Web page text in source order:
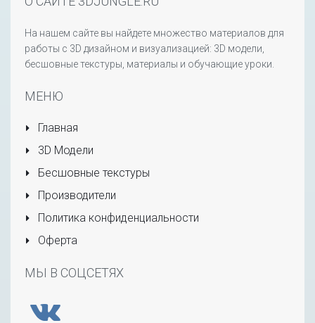
На нашем сайте вы найдете множество материалов для
работы с 3D дизайном и визуализацией: 3D модели,
бесшовные текстуры, материалы и обучающие уроки.
МЕНЮ
Главная
3D Модели
Бесшовные текстуры
Производители
Политика конфиденциальности
Оферта
МЫ В СОЦСЕТЯХ